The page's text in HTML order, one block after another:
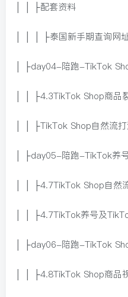
│ │ ├配套资料
│ │ │ ├泰国新手期查询网
│ ├day04-陪跑-TikTok
│ │ ├4.3TikTok Shop商品
│ │ ├TikTok Shop自然流
│ ├day05-陪跑-TikTok养
│ │ ├4.7TikTok Shop自然
│ │ ├4.7TikTok养号及
│ ├day06-陪跑-TikTok
│ │ ├4.8TikTok Shop商品